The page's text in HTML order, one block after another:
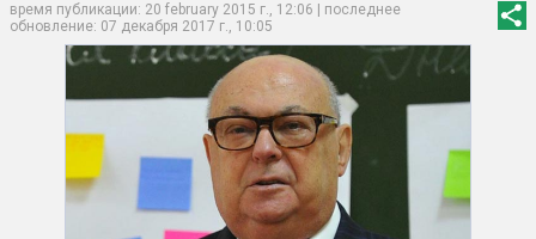
время публикации: 20 february 2015 г., 12:06 | последнее
обновление: 07 декабря 2017 г., 10:05